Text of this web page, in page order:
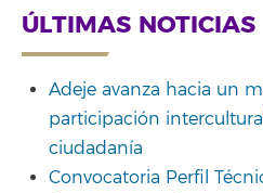
ÚLTIMAS NOTICIAS
Adeje avanza hacia un
participación
ciudadanía
Convocatoria Perfil